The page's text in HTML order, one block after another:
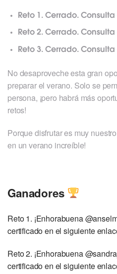
Reto 1. Cerrado.
Reto 2. Cerrado.
Reto 3. Cerrado.
No desaproveche esta gran
preparar el verano. Solo se
persona, ¡pero habrá más
retos!
Porque disfrutar es muy
en un verano increíble!
Ganadores
Reto 1. ¡Enhorabuena
certificado en el siguiente
Reto 2. ¡Enhorabuena
certificado en el siguiente